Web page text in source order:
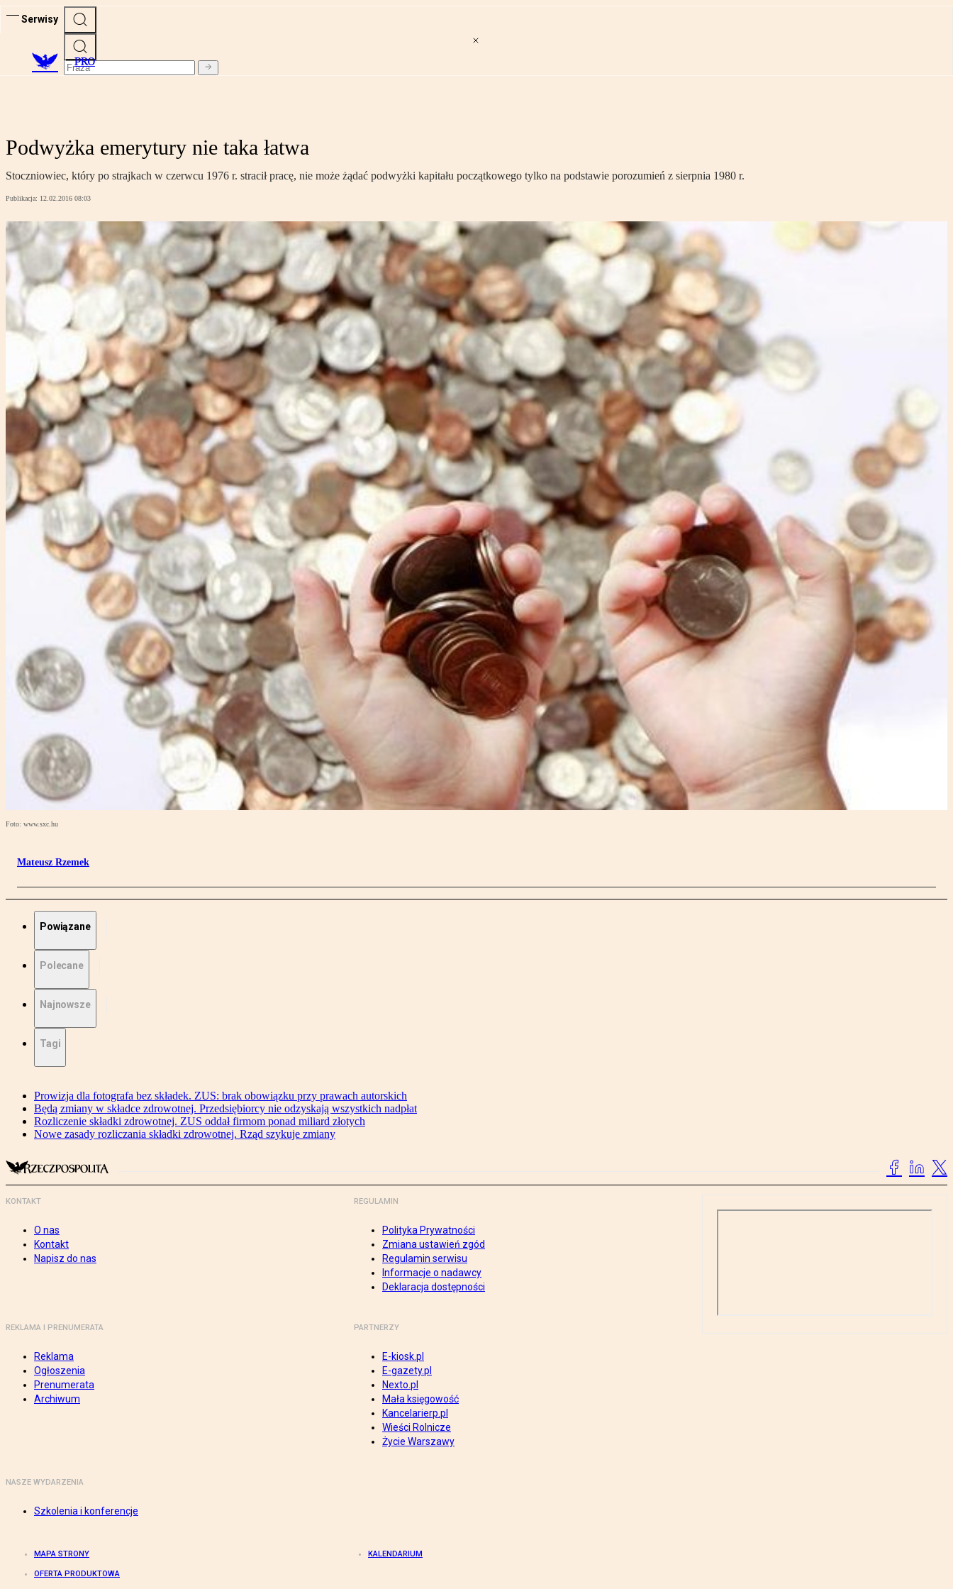
Serwisy
PRO
Podwyżka emerytury nie taka łatwa
Stoczniowiec, który po strajkach w czerwcu 1976 r. stracił pracę, nie może żądać podwyżki kapitału początkowego tylko na podstawie porozumień z sierpnia 1980 r.
Publikacja: 12.02.2016 08:03
Foto: www.sxc.hu
Mateusz Rzemek
Powiązane
Polecane
Najnowsze
Tagi
Prowizja dla fotografa bez składek. ZUS: brak obowiązku przy prawach autorskich
Będą zmiany w składce zdrowotnej. Przedsiębiorcy nie odzyskają wszystkich nadpłat
Rozliczenie składki zdrowotnej. ZUS oddał firmom ponad miliard złotych
Nowe zasady rozliczania składki zdrowotnej. Rząd szykuje zmiany
KONTAKT
O nas
Kontakt
Napisz do nas
REGULAMIN
Polityka Prywatności
Zmiana ustawień zgód
Regulamin serwisu
Informacje o nadawcy
Deklaracja dostępności
REKLAMA I PRENUMERATA
Reklama
Ogłoszenia
Prenumerata
Archiwum
PARTNERZY
E-kiosk.pl
E-gazety.pl
Nexto.pl
Mała księgowość
Kancelarierp.pl
Wieści Rolnicze
Życie Warszawy
NASZE WYDARZENIA
Szkolenia i konferencje
MAPA STRONY KALENDARIUM
OFERTA PRODUKTOWA